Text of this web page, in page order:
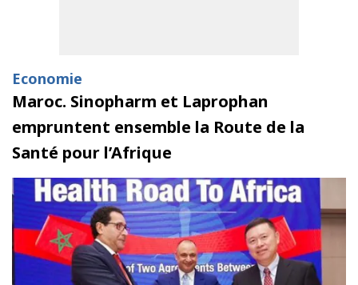
Economie
Maroc. Sinopharm et Laprophan
empruntent ensemble la Route de la
Santé pour l’Afrique